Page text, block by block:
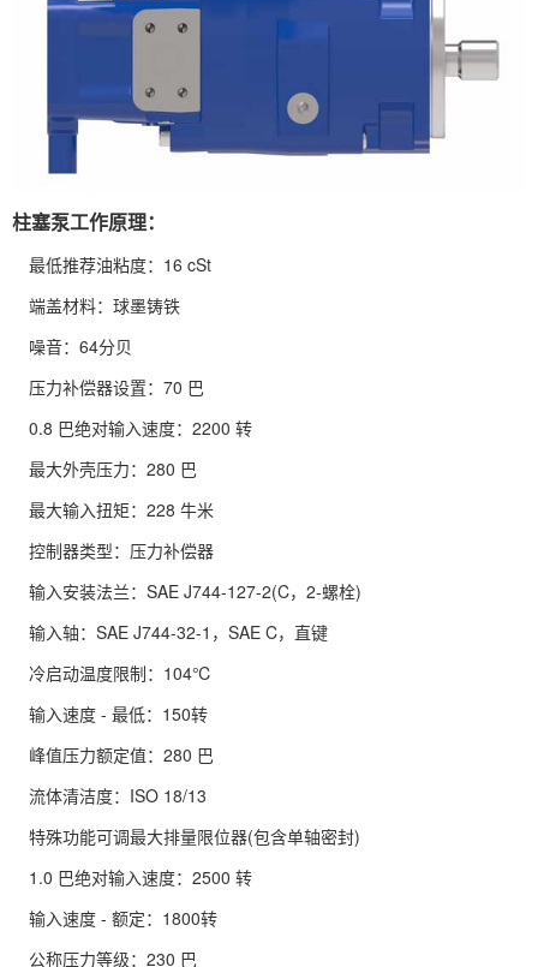
柱塞泵工作原理：
最低推荐油粘度：16 cSt
端盖材料：球墨铸铁
噪音：64分贝
压力补偿器设置：70 巴
0.8 巴绝对输入速度：2200 转
最大外壳压力：280 巴
最大输入扭矩：228 牛米
控制器类型：压力补偿器
输入安装法兰：SAE J744-127-2(C，2-螺栓)
输入轴：SAE J744-32-1，SAE C，直键
冷启动温度限制：104℃
输入速度 - 最低：150转
峰值压力额定值：280 巴
流体清洁度：ISO 18/13
特殊功能可调最大排量限位器(包含单轴密封)
1.0 巴绝对输入速度：2500 转
输入速度 - 额定：1800转
公称压力等级：230 巴